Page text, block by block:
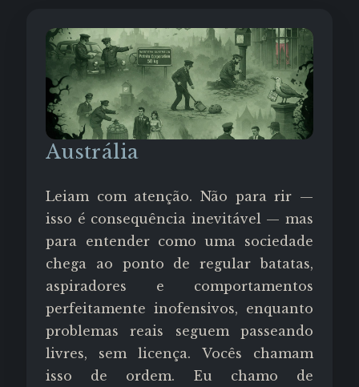
Austrália
Leiam com atenção. Não para rir —
isso é consequência inevitável — mas
para entender como uma sociedade
chega ao ponto de regular batatas,
aspiradores e comportamentos
perfeitamente inofensivos, enquanto
problemas reais seguem passeando
livres, sem licença. Vocês chamam
isso de ordem. Eu chamo de